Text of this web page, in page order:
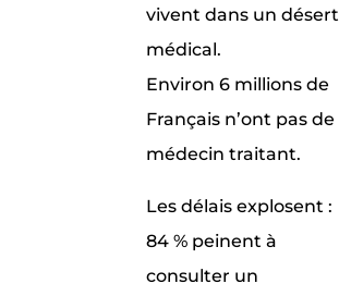
vivent dans un désert
médical.
Environ 6 millions de
Français n’ont pas de
médecin traitant.
Les délais explosent :
84 % peinent à
consulter un